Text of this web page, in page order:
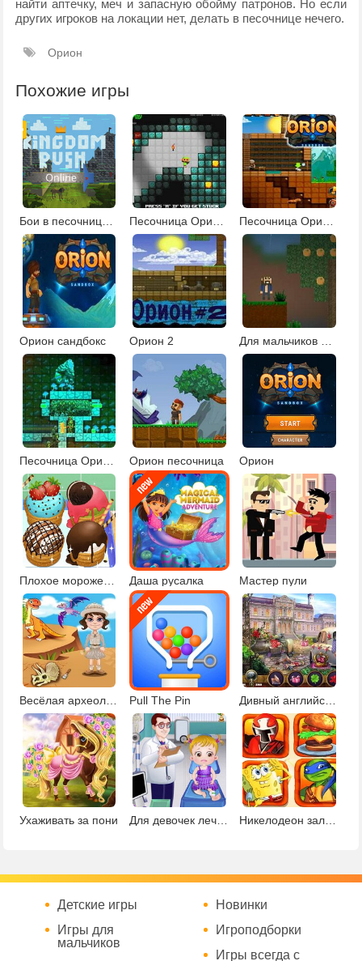
найти аптечку, меч и запасную обойму патронов. Но если
других игроков на локации нет, делать в песочнице нечего.
Орион
Похожие игры
Орион сандбокс Орион 2
Орион песочница Орион
Плохое мороженое украшение Даша русалка Мастер пули
Весёлая археология Pull The Pin Дивный английский сад
Ухаживать за пони Для девочек лечить детей Никелодеон зал игр
Детские игры
Игры для
мальчиков
Новинки
Игроподборки
Игры всегда с